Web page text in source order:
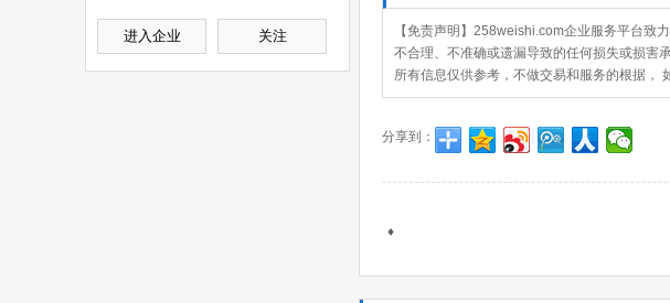
进入企业 关注
【免责声明】258weishi.com企业服务平台致
不合理、不准确或遗漏导致的任何损失或损害
所有信息仅供参考，不做交易和服务的根据，
分享到：
♦